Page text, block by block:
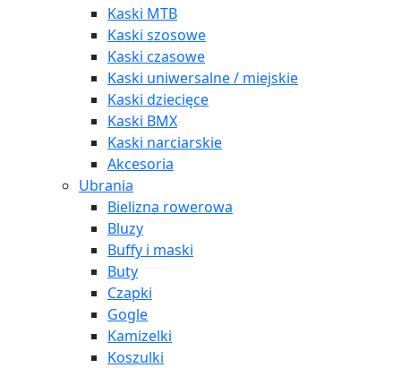
Kaski MTB
Kaski szosowe
Kaski czasowe
Kaski uniwersalne / miejskie
Kaski dziecięce
Kaski BMX
Kaski narciarskie
Akcesoria
Ubrania
Bielizna rowerowa
Bluzy
Buffy i maski
Buty
Czapki
Gogle
Kamizelki
Koszulki